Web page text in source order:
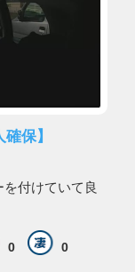
保】
付けていて良
0 0